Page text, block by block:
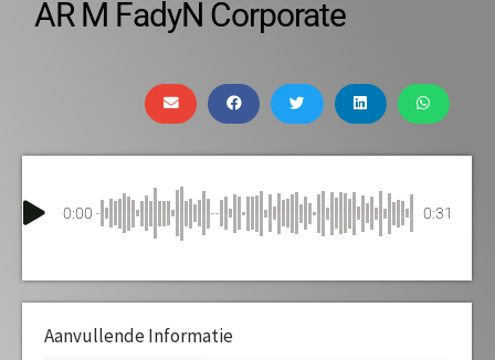
AR M FadyN Corporate
0:00 0:31
Aanvullende Informatie